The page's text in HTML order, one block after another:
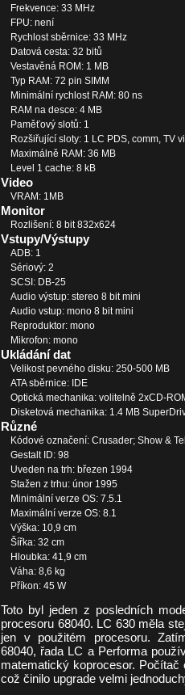
Frekvence: 33 MHz
FPU: není
Rychlost sběrnice: 33 MHz
Datová cesta: 32 bitů
Vestavěná ROM: 1 MB
Typ RAM: 72 pin SIMM
Minimální rychlost RAM: 80 ns
RAM na desce: 4 MB
Paměťový slotů: 1
Rozšiřující sloty: 1 LC PDS, comm, TV
Maximálně RAM: 36 MB
Level 1 cache: 8 kB
Video
VRAM: 1MB
Monitor
Rozlišení: 8 bit 832x624
Vstupy/Výstupy
ADB: 1
Sériový: 2
SCSI: DB-25
Audio výstup: stereo 8 bit mini
Audio vstup: mono 8 bit mini
Reproduktor: mono
Mikrofon: mono
Ukládání dat
Velikost pevného disku: 250-500 MB
ATA sběrnice: IDE
Optická mechanika: volitelně 2xCD-
Disketová mechanika: 1.4 MB
Různé
Kódové označení: Crusader; Show &
Gestalt ID: 98
Uveden na trh: březen 1994
Stažen z trhu: únor 1995
Minimální verze OS: 7.5.1
Maximální verze OS: 8.1
Výška: 10,9 cm
Šířka: 32 cm
Hloubka: 41,9 cm
Váha: 8,6 kg
Příkon: 45 W
Toto byl jeden z posledních
procesoru 68040. LC 630 měla
jen v použitém procesoru.
68040, řada LC a Performa
matematický koprocesor.
což činilo upgrade velmi